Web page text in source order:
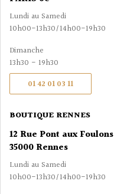
Lundi au Samedi
10h00-13h30/14h00-19h30
Dimanche
13h30 - 19h30
01 42 01 03 11
BOUTIQUE RENNES
12 Rue Pont aux Foulons
35000 Rennes
Lundi au Samedi
10h00-13h30/14h00-19h30